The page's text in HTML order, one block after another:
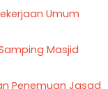
Umum
Masjid
Penemuan Jasad